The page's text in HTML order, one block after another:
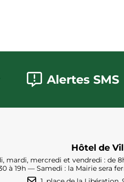
Alertes SMS
Hôtel de
mardi, mercredi et vendredi : de
à 19h — Samedi : la Mairie sera